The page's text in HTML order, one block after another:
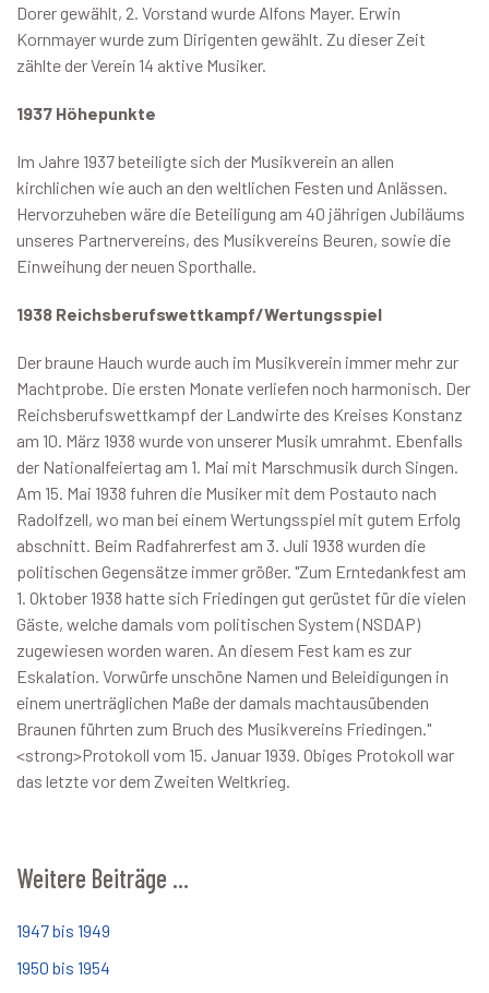
Dorer gewählt, 2. Vorstand wurde Alfons Mayer. Erwin
Kornmayer wurde zum Dirigenten gewählt. Zu dieser Zeit
zählte der Verein 14 aktive Musiker.
1937 Höhepunkte
Im Jahre 1937 beteiligte sich der Musikverein an allen
kirchlichen wie auch an den weltlichen Festen und Anlässen.
Hervorzuheben wäre die Beteiligung am 40 jährigen Jubiläums
unseres Partnervereins, des Musikvereins Beuren, sowie die
Einweihung der neuen Sporthalle.
1938 Reichsberufswettkampf/Wertungsspiel
Der braune Hauch wurde auch im Musikverein immer mehr zur
Machtprobe. Die ersten Monate verliefen noch harmonisch. Der
Reichsberufswettkampf der Landwirte des Kreises Konstanz
am 10. März 1938 wurde von unserer Musik umrahmt. Ebenfalls
der Nationalfeiertag am 1. Mai mit Marschmusik durch Singen.
Am 15. Mai 1938 fuhren die Musiker mit dem Postauto nach
Radolfzell, wo man bei einem Wertungsspiel mit gutem Erfolg
abschnitt. Beim Radfahrerfest am 3. Juli 1938 wurden die
politischen Gegensätze immer größer. "Zum Erntedankfest am
1. Oktober 1938 hatte sich Friedingen gut gerüstet für die vielen
Gäste, welche damals vom politischen System (NSDAP)
zugewiesen worden waren. An diesem Fest kam es zur
Eskalation. Vorwürfe unschöne Namen und Beleidigungen in
einem unerträglichen Maße der damals machtausübenden
Braunen führten zum Bruch des Musikvereins Friedingen."
<strong>Protokoll vom 15. Januar 1939. Obiges Protokoll war
das letzte vor dem Zweiten Weltkrieg.
Weitere Beiträge …
1947 bis 1949
1950 bis 1954